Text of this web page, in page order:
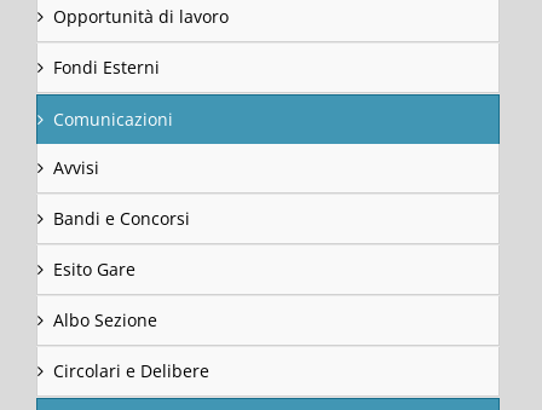
Opportunità di lavoro
Fondi Esterni
Comunicazioni
Avvisi
Bandi e Concorsi
Esito Gare
Albo Sezione
Circolari e Delibere